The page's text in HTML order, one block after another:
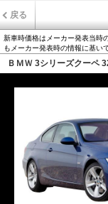
戻る
新車時価格はメーカー発表当時
もメーカー発表時の情報に基い
ＢＭＷ 3シリーズクーペ